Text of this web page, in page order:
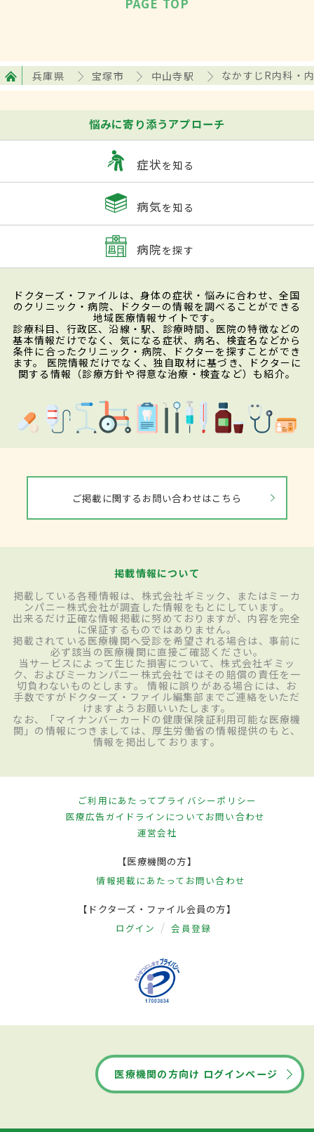
PAGE TOP
兵庫県 宝塚市 中山寺駅 なかすじR内科・
悩みに寄り添うアプローチ
症状を知る
病気を知る
病院を探す
ドクターズ・ファイルは、身体の症状・悩みに合わせ、全国
のクリニック・病院、ドクターの情報を調べることができる
地域医療情報サイトです。
診療科目、行政区、沿線・駅、診療時間、医院の特徴などの
基本情報だけでなく、気になる症状、病名、検査名などから
条件に合ったクリニック・病院、ドクターを探すことができ
ます。 医院情報だけでなく、独自取材に基づき、ドクターに
関する情報（診療方針や得意な治療・検査など）も紹介。
ご掲載に関するお問い合わせはこちら
掲載情報について
掲載している各種情報は、株式会社ギミック、またはミーカ
ンパニー株式会社が調査した情報をもとにしています。
出来るだけ正確な情報掲載に努めておりますが、内容を完全
に保証するものではありません。
掲載されている医療機関へ受診を希望される場合は、事前に
必ず該当の医療機関に直接ご確認ください。
当サービスによって生じた損害について、株式会社ギミッ
ク、およびミーカンパニー株式会社ではその賠償の責任を一
切負わないものとします。 情報に誤りがある場合には、お
手数ですがドクターズ・ファイル編集部までご連絡をいただ
けますようお願いいたします。
なお、「マイナンバーカードの健康保険証利用可能な医療機
関」の情報につきましては、厚生労働省の情報提供のもと、
情報を掲出しております。
ご利用にあたってプライバシーポリシー
医療広告ガイドラインについてお問い合わせ
運営会社
【医療機関の方】
情報掲載にあたって お問い合わせ
【ドクターズ・ファイル会員の方】
ログイン 会員登録
医療機関の方向け ログインページ